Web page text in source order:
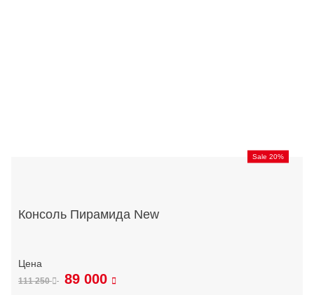
Sale 20%
Консоль Пирамида New
111 250 89 000